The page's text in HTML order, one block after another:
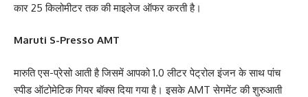
कार 25 किलोमीटर तक की माइलेज ऑफर करती है।
Maruti S-Presso AMT
मारुति एस-प्रेसो आती है जिसमें आपको 1.0 लीटर पेट्रोल इंजन के साथ पांच
स्पीड ऑटोमेटिक गियर बॉक्स दिया गया है। इसके AMT सेगमेंट की शुरुआती